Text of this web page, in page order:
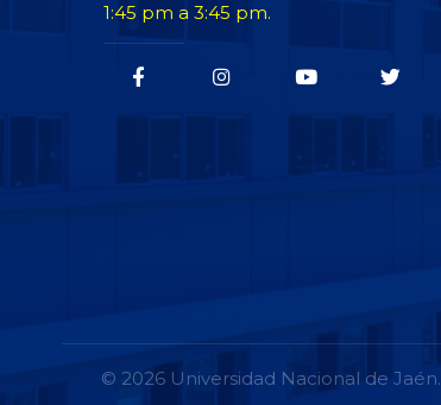
1:45 pm a 3:45 pm.
© 2026 Universidad Nacional de Jaén.